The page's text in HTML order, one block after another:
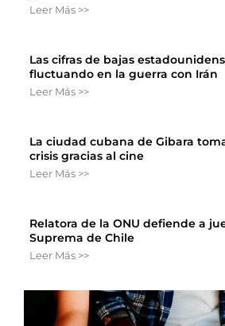
Leer Más >>
Las cifras de bajas
fluctuando en la guerra con Irán
Leer Más >>
La ciudad cubana de Gibara
crisis gracias al cine
Leer Más >>
Relatora de la ONU defiende a
Suprema de Chile
Leer Más >>